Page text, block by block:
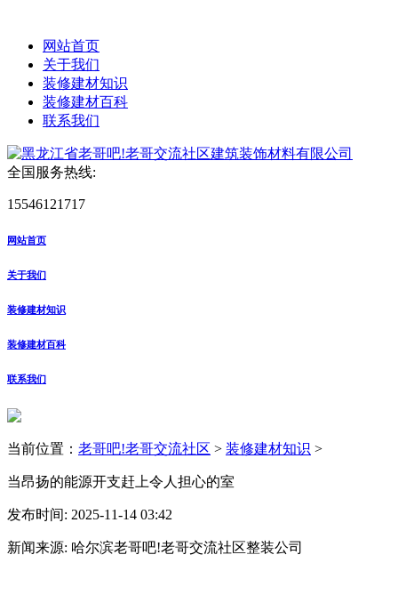
网站首页
关于我们
装修建材知识
装修建材百科
联系我们
全国服务热线:
15546121717
网站首页
关于我们
装修建材知识
装修建材百科
联系我们
当前位置： 老哥吧!老哥交流社区 > 装修建材知识 >
当昂扬的能源开支赶上令人担心的室
发布时间: 2025-11-14 03:42
新闻来源: 哈尔滨老哥吧!老哥交流社区整装公司